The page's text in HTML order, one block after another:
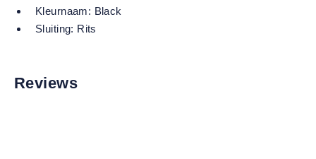
Kleurnaam: Black
Sluiting: Rits
Reviews